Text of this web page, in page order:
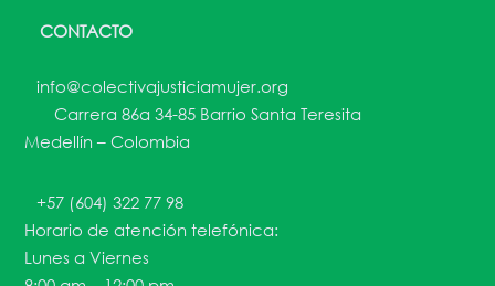
CONTACTO
info@colectivajusticiamujer.org
Carrera 86a 34-85 Barrio Santa Teresita
Medellín – Colombia
+57 (604) 322 77 98
Horario de atención telefónica:
Lunes a Viernes